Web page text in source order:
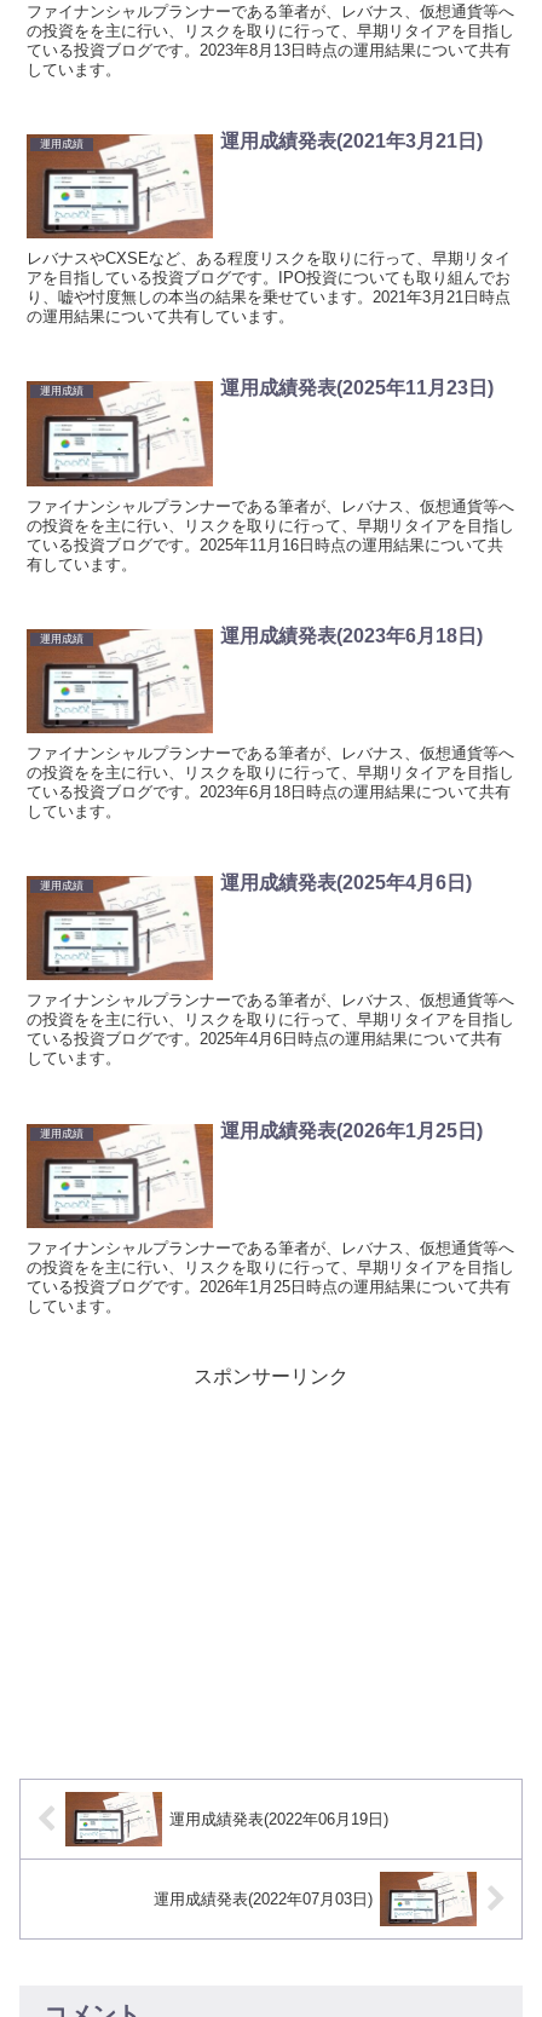
ファイナンシャルプランナーである筆者が、レバナス、仮想通貨等へ
の投資をを主に行い、リスクを取りに行って、早期リタイアを目指し
ている投資ブログです。2023年8月13日時点の運用結果について共有
しています。
運用成績 運用成績発表(2021年3月21日)
レバナスやCXSEなど、ある程度リスクを取りに行って、早期リタイ
アを目指している投資ブログです。IPO投資についても取り組んでお
り、嘘や忖度無しの本当の結果を乗せています。2021年3月21日時点
の運用結果について共有しています。
運用成績 運用成績発表(2025年11月23日)
ファイナンシャルプランナーである筆者が、レバナス、仮想通貨等へ
の投資をを主に行い、リスクを取りに行って、早期リタイアを目指し
ている投資ブログです。2025年11月16日時点の運用結果について共
有しています。
運用成績 運用成績発表(2023年6月18日)
ファイナンシャルプランナーである筆者が、レバナス、仮想通貨等へ
の投資をを主に行い、リスクを取りに行って、早期リタイアを目指し
ている投資ブログです。2023年6月18日時点の運用結果について共有
しています。
運用成績 運用成績発表(2025年4月6日)
ファイナンシャルプランナーである筆者が、レバナス、仮想通貨等へ
の投資をを主に行い、リスクを取りに行って、早期リタイアを目指し
ている投資ブログです。2025年4月6日時点の運用結果について共有
しています。
運用成績 運用成績発表(2026年1月25日)
ファイナンシャルプランナーである筆者が、レバナス、仮想通貨等へ
の投資をを主に行い、リスクを取りに行って、早期リタイアを目指し
ている投資ブログです。2026年1月25日時点の運用結果について共有
しています。
スポンサーリンク
運用成績発表(2022年06月19日)
運用成績発表(2022年07月03日)